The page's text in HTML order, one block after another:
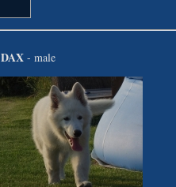
DAX - male